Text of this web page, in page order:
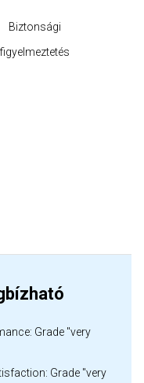
Biztonsági
figyelmeztetés
Grade "very
Grade "very